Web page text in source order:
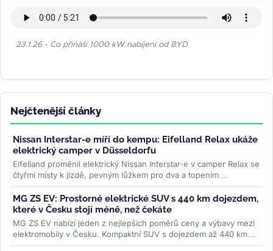
23.1.26 - Co přináší 1000 kW nabíjení od BYD
Nejčtenější články
Nissan Interstar-e míří do kempu: Eifelland Relax ukáže
elektrický camper v Düsseldorfu
Eifelland proměnil elektrický Nissan Interstar-e v camper Relax se
čtyřmi místy k jízdě, pevným lůžkem pro dva a topením
napájeným z...>>
MG ZS EV: Prostorné elektrické SUV s 440 km dojezdem,
které v Česku stojí méně, než čekáte
MG ZS EV nabízí jeden z nejlepších poměrů ceny a výbavy mezi
elektromobily v Česku. Kompaktní SUV s dojezdem až 440 km
WLTP a 7letou...>>